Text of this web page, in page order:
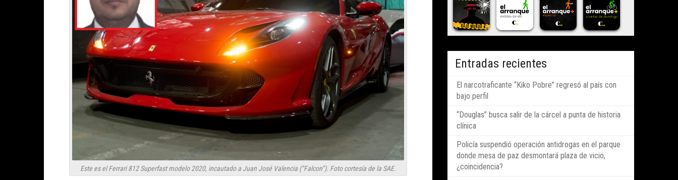
Este es el Ferrari 812 Superfast modelo 2020, incautado a Juan José Valencia (“Falcon”). Foto cortesía de la SAE.
Entradas recientes
El narcotraficante “Kiko Pobre” regresó al país con
bajo perfil
“Douglas” busca salir de la cárcel a punta de historia
clínica
Policía suspendió operación antidrogas en el parque
donde mesa de paz desmontará plaza de vicio,
¿coincidencia?